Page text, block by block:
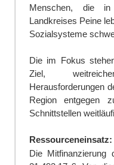
Menschen, die in
Landkreises Peine
Sozialsysteme
Die im Fokus
Ziel,
Herausforderungen
Region entgegen
Schnittstellen
Ressourceneinsatz:
Die Mitfinanzierung